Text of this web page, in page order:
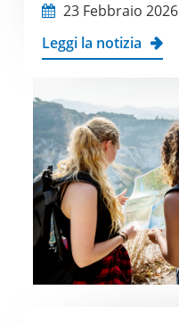
23 Febbraio 2026
Leggi la notizia